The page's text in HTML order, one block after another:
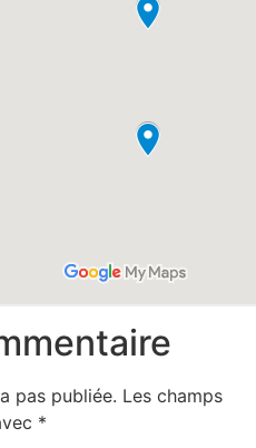
pas publiée. Les champs
*